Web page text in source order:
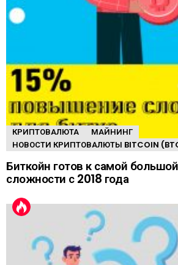
КРИПТОВАЛЮТА
МАЙНИНГ
НОВОСТИ КРИПТОВАЛЮТЫ BITCOIN
Биткойн готов к самой
сложности с 2018 года